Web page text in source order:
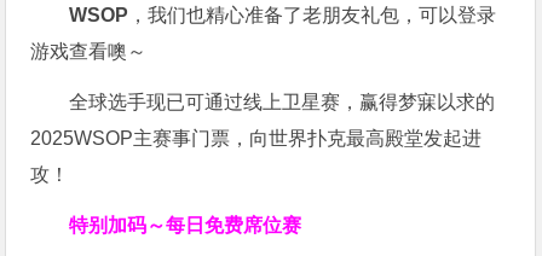
WSOP ，我们也精心准备了老朋友礼包，可以登录
游戏查看噢～
全球选手现已可通过线上卫星赛，赢得梦寐以求的
2025WSOP主赛事门票，向世界扑克最高殿堂发起进
攻！
特别加码～每日免费席位赛